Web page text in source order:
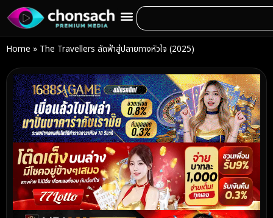
Home » The Travellers ลัดฟ้าสู่ปลายทางหัวใจ (2025)